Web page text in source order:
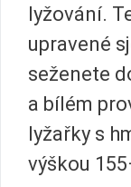
lyžování.
upravené
seženete
a bílém
lyžařky s
výškou